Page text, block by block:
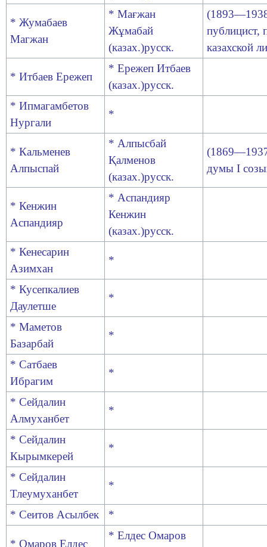
* Жумабаев
Магжан
* Мағжан
Жұмабай
(казах.)русск.
публицист,
казахской
* Итбаев Ережеп
* Ережеп Итбаев
(казах.)русск.
* Ипмагамбетов
Нургали
*
* Кальменев
Алпыспай
* Алпысбай
Қалменов
(казах.)русск.
думы I
* Кенжин
Аспандияр
* Аспандияр
Кенжин
(казах.)русск.
* Кенесарин
Азимхан
*
* Кусепкалиев
Даулетше
*
* Маметов
Базарбай
*
* Сатбаев
Ибрагим
*
* Сейдалин
Алмуханбет
*
* Сейдалин
Кырымкерей
*
* Сейдалин
Тлеумуханбет
*
* Сеитов Асылбек *
* Омаров Елдес
* Елдес Омаров